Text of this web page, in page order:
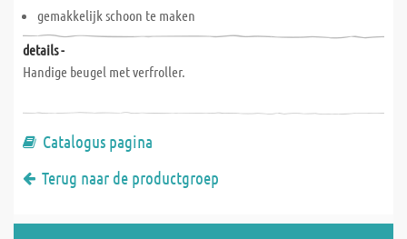
gemakkelijk schoon te maken
details -
Handige beugel met verfroller.
Catalogus pagina
Terug naar de productgroep